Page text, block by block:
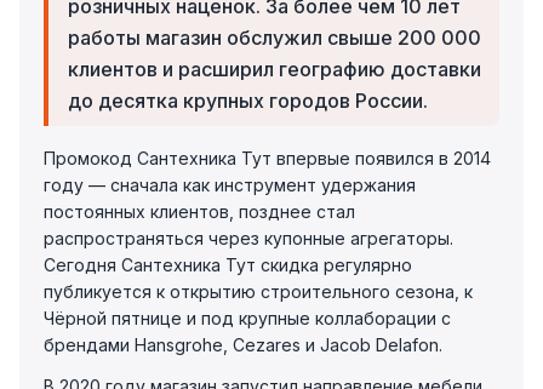
розничных наценок. За более чем 10 лет
работы магазин обслужил свыше 200 000
клиентов и расширил географию доставки
до десятка крупных городов России.
Промокод Сантехника Тут впервые появился в 2014
году — сначала как инструмент удержания
постоянных клиентов, позднее стал
распространяться через купонные агрегаторы.
Сегодня Сантехника Тут скидка регулярно
публикуется к открытию строительного сезона, к
Чёрной пятнице и под крупные коллаборации с
брендами Hansgrohe, Cezares и Jacob Delafon.